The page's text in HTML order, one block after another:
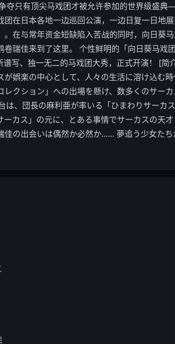
夺只有顶尖马戏团才被允许参加的世界级盛
在日本各地一边巡回公演，一边日复一日地
在与常年资金短缺陷入苦战的同时，向日葵
瑞佳来到了这里。 个性鲜明的「向日葵马戏
写、独一无二的马戏团大秀，正式开演！ [简
娯楽の中心として、人々の生活に溶け込む
クション」への出場を懸け、数多くのサー
は、団長の麻利亜が率いる「ひまわりサーカ
カス」の元に、とある事情でサーカスの天
佳の出会いは偶然か必然か…… 夢追う少女た